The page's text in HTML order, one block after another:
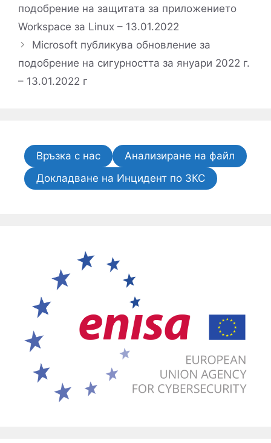
подобрение на защитата за приложението
Workspace за Linux – 13.01.2022
Microsoft публикува обновление за
подобрение на сигурността за януари 2022 г.
– 13.01.2022 г
Връзка с нас
Анализиране на файл
Докладване на Инцидент по ЗКС